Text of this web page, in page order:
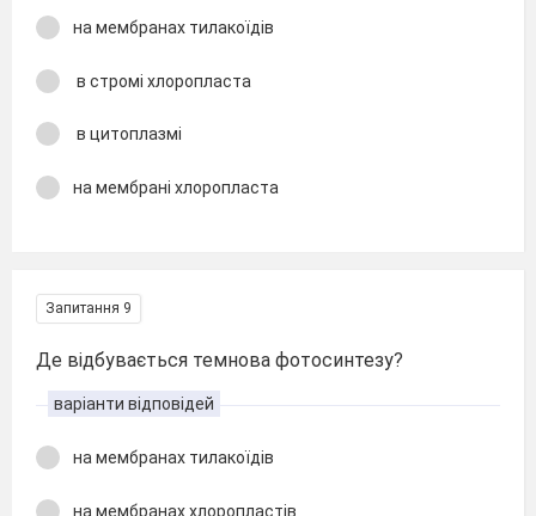
на мембранах тилакоїдів
в стромі хлоропласта
в цитоплазмі
на мембрані хлоропласта
Запитання 9
Де відбувається темнова фотосинтезу?
варіанти відповідей
на мембранах тилакоїдів
на мембранах хлоропластів